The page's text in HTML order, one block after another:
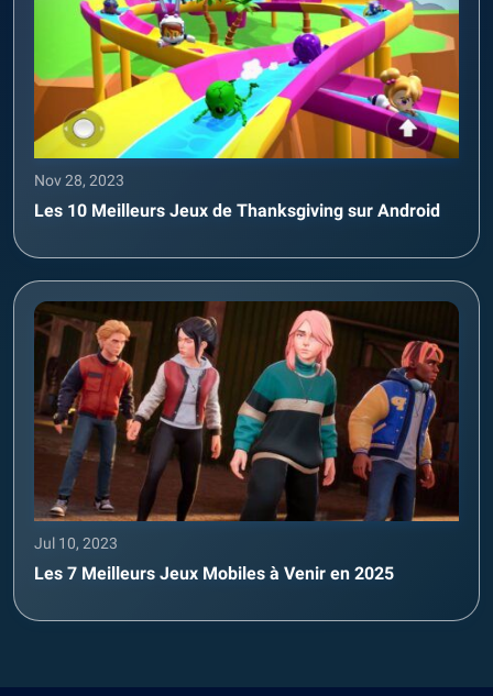
Nov 28, 2023
Les 10 Meilleurs Jeux de Thanksgiving sur Android
Jul 10, 2023
Les 7 Meilleurs Jeux Mobiles à Venir en 2025